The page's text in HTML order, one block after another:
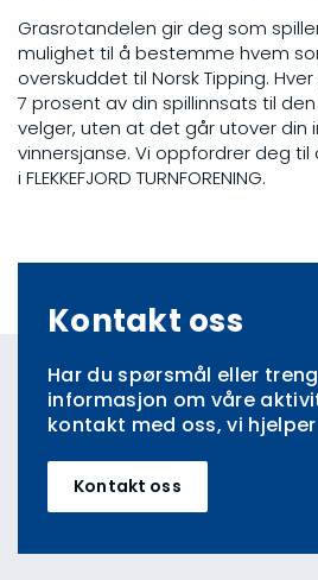
Grasrotandelen gir deg som
mulighet til å bestemme hvem
overskuddet til Norsk Tipping.
7 prosent av din spillinnsats til
velger, uten at det går utover din
vinnersjanse. Vi oppfordrer deg
i FLEKKEFJORD TURNFORENING.
Kontakt oss
Har du spørsmål eller
informasjon om våre
kontakt med oss, vi
Kontakt oss